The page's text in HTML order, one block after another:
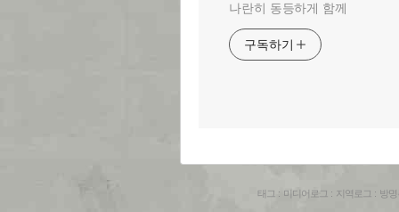
나란히 동등하게 함께
구독하기
태그 : 미디어로그 : 지역로그 : 방명